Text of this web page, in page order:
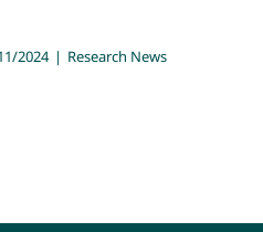
2024 | Research News